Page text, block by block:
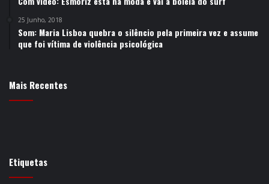
25 Junho, 2018
Som: Maria Lisboa quebra o silêncio pela primeira vez e assume
que foi vítima de violência psicológica
Mais Recentes
Etiquetas